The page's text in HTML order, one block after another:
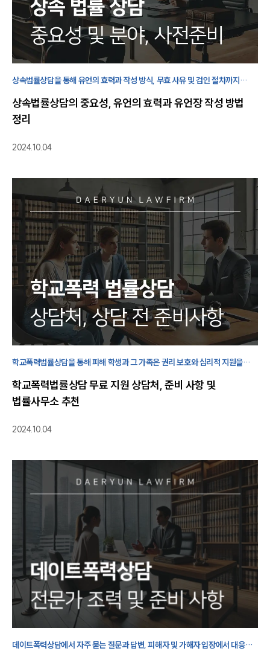
상속법률상담을 통해 유언의 효력과 작성 방식, 무효 사유 및 검인 절차까지
상속법률상담의 중요성, 유언의 효력과 유언장 작성 방법
정리
2024.10.04
학교폭력법률상담을 통해 피해 학생과 그 가족은 권리 보호와 심리적 지원을
학교폭력법률상담 무료 지원 상담처, 준비 사항 및
법률사무소 추천
2024.10.04
데이트폭력상담에서 자주 묻는 질문과 답변, 피해자 및 가해자 입장에서 대응